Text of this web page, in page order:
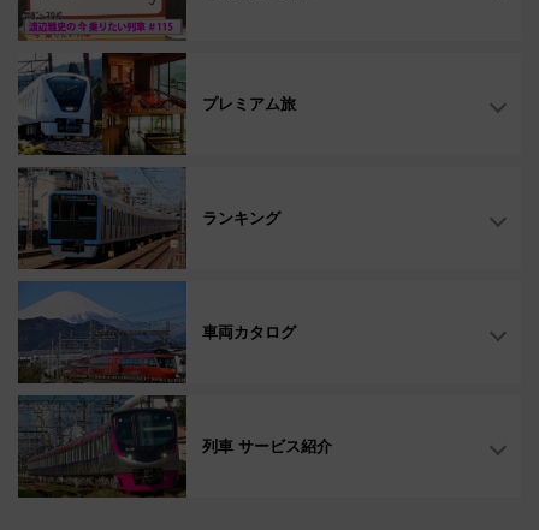
プレミアム旅
ランキング
車両カタログ
列車 サービス紹介